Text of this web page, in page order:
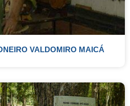
VALDOMIRO MAICÁ